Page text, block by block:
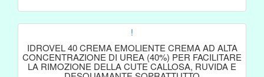
!
IDROVEL 40 CREMA EMOLIENTE CREMA AD ALTA
CONCENTRAZIONE DI UREA (40%) PER FACILITARE
LA RIMOZIONE DELLA CUTE CALLOSA, RUVIDA E